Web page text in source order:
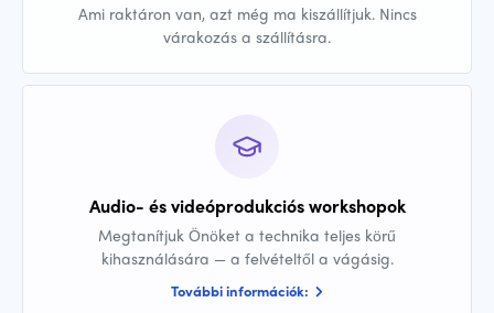
Ami raktáron van, azt még ma kiszállítjuk. Nincs
várakozás a szállításra.
Audio- és videóprodukciós workshopok
Megtanítjuk Önöket a technika teljes körű
kihasználására — a felvételtől a vágásig.
További információk: